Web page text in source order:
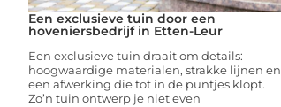
Een exclusieve tuin door een
hoveniersbedrijf in Etten-Leur
Een exclusieve tuin draait om details:
hoogwaardige materialen, strakke lijnen en
een afwerking die tot in de puntjes klopt.
Zo’n tuin ontwerp je niet even